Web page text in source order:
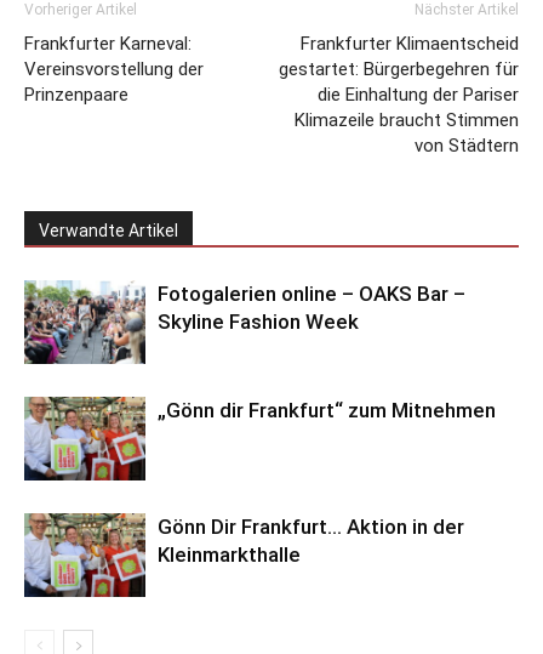
Vorheriger Artikel
Frankfurter Karneval:
Vereinsvorstellung der
Prinzenpaare
Nächster Artikel
Frankfurter Klimaentscheid
gestartet: Bürgerbegehren für
die Einhaltung der Pariser
Klimazeile braucht Stimmen
von Städtern
Verwandte Artikel
Fotogalerien online – OAKS Bar –
Skyline Fashion Week
„Gönn dir Frankfurt“ zum Mitnehmen
Gönn Dir Frankfurt… Aktion in der
Kleinmarkthalle